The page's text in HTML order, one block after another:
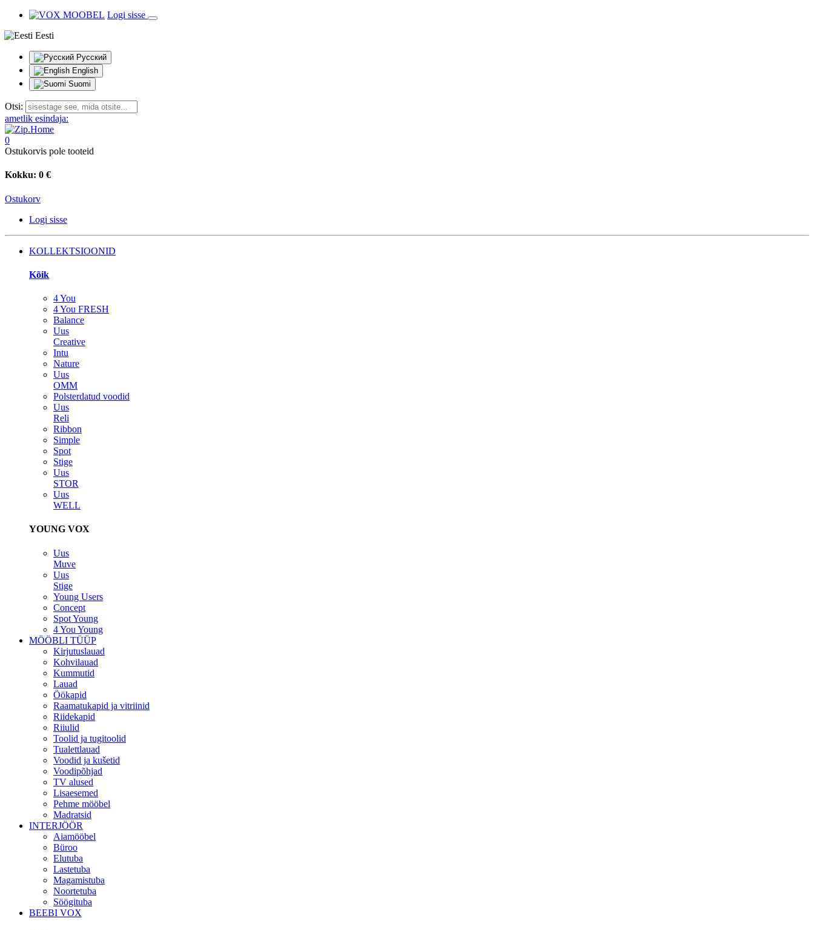
Logi sisse
Eesti
Русский
English
Suomi
Otsi:
ametlik esindaja:
0
Ostukorvis pole tooteid
Kokku: 0 €
Ostukorv
Logi sisse
KOLLEKTSIOONID
Kõik
4 You
4 You FRESH
Balance
Uus
Creative
Intu
Nature
Uus
OMM
Polsterdatud voodid
Uus
Reli
Ribbon
Simple
Spot
Stige
Uus
STOR
Uus
WELL
YOUNG VOX
Uus
Muve
Uus
Stige
Young Users
Concept
Spot Young
4 You Young
MÖÖBLI TÜÜP
Kirjutuslauad
Kohvilauad
Kummutid
Lauad
Öökapid
Raamatukapid ja vitriinid
Riidekapid
Riiulid
Toolid ja tugitoolid
Tualettlauad
Voodid ja kušetid
Voodipõhjad
TV alused
Lisaesemed
Pehme mööbel
Madratsid
INTERJÖÖR
Aiamööbel
Büroo
Elutuba
Lastetuba
Magamistuba
Noortetuba
Söögituba
BEEBI VOX